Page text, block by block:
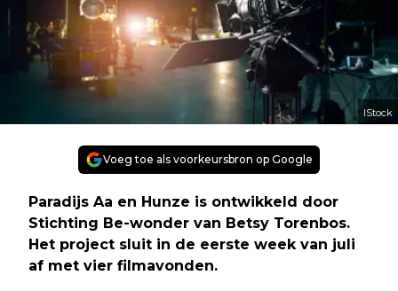
IStock
Voeg toe als voorkeursbron op Google
Paradijs Aa en Hunze is ontwikkeld door
Stichting Be-wonder van Betsy Torenbos.
Het project sluit in de eerste week van juli
af met vier filmavonden.